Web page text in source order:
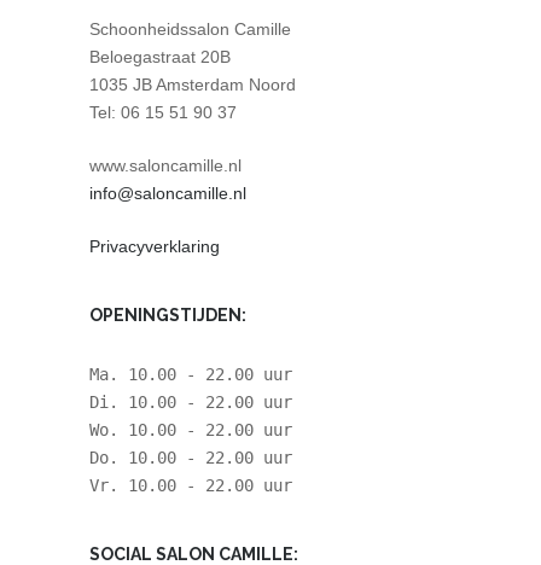
Schoonheidssalon Camille
Beloegastraat 20B
1035 JB Amsterdam Noord
Tel: 06 15 51 90 37
www.saloncamille.nl
info@saloncamille.nl
Privacyverklaring
OPENINGSTIJDEN:
Ma. 10.00 - 22.00 uur
Di. 10.00 - 22.00 uur
Wo. 10.00 - 22.00 uur
Do. 10.00 - 22.00 uur
Vr. 10.00 - 22.00 uur
SOCIAL SALON CAMILLE: